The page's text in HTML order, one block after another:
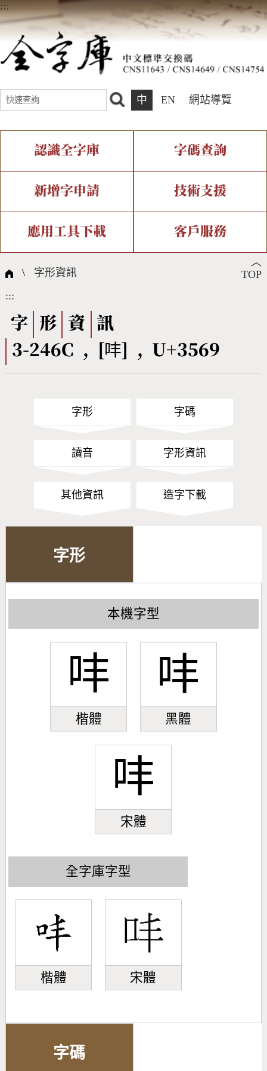
:::
中 EN 網站導覽
認識全字庫
全字庫介紹 全字庫現況
中文碼介紹 專有名詞介紹
國際字碼相關組織
字碼查詢
IDS查詢 部件查詢
複合查詢 注音查詢
筆畫查詢
筆順序查詢
CNS查詢 Unicode查詢
新增字申請
新字申請處理流程
技術支援
字形即時顯示 造字解決方案
全字庫授權 轉碼Web Service
應用工具下載
個人電腦造字處理工具
字形下載
客戶服務
問題集
熱門查詢統計
︿
TOP
\ 字形資訊
:::
字 形 資
訊
3-246C , [㕩] , U+3569
字形 字碼
讀音 字形資訊
其他資訊 造字下載
字形
本機字型
㕩
楷體
㕩
黑體
㕩
宋體
全字庫字型
楷體 宋體
字碼